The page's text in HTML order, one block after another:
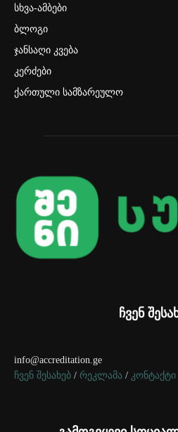
სხვა-ამბები
ბლოგი
ჯანსაღი კვება
კერძები
ქართული სამზარეულო
ჩვენ
info@accreditation.ge
ჩვენ შესახებ / რეკლამა / კონტაქტი